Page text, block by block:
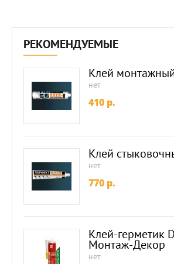
РЕКОМЕНДУЕМЫЕ
Клей
нет
410 p.
Клей
нет
770 p.
Клей-герметик
Монтаж-Декор
нет